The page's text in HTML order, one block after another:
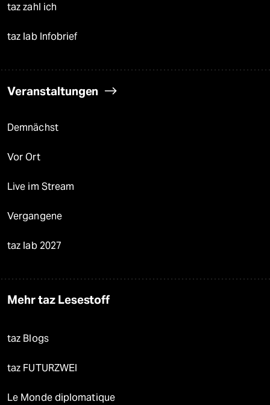
taz zahl ich
taz lab Infobrief
Veranstaltungen
Demnächst
Vor Ort
Live im Stream
Vergangene
taz lab 2027
Mehr taz Lesestoff
taz Blogs
taz FUTURZWEI
Le Monde diplomatique